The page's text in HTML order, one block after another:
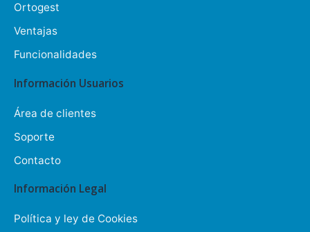
Ortogest
Ventajas
Funcionalidades
Información Usuarios
Área de clientes
Soporte
Contacto
Información Legal
Política y ley de Cookies